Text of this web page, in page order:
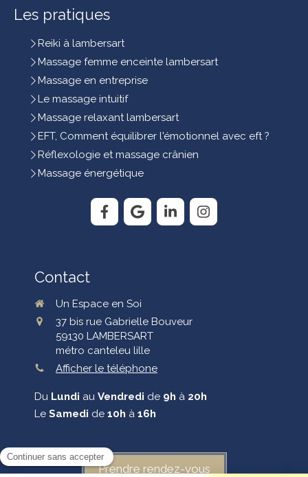
Les pratiques
Reiki à lambersart
Massage femme enceinte lambersart
Massage en entreprise
Le massage intuitif
Massage relaxant lambersart
EFT, Comment équilibrer l'émotionnel avec eft ?
Réflexologie et massage crânien
Massage énergétique
Contact
Un Espace en Soi
37 bis rue Gabrielle Bouveur
59130 LAMBERSART
métro canteleu lille
Afficher le téléphone
Du Lundi au Vendredi de 9h à 20h
Le Samedi de 10h à 16h
Prendre rendez-vous